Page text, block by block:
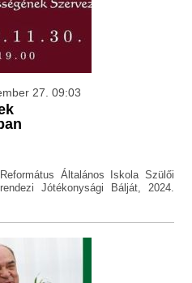
27. 09:03
Általános Iskola Szülői
Jótékonysági Bálját, 2024.